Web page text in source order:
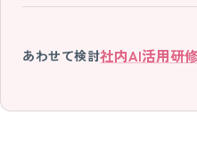
あわせて検討社内AI活用研